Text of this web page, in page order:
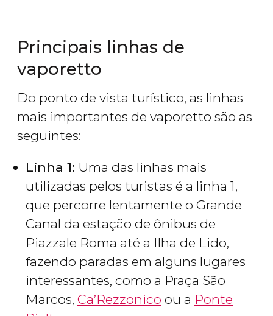
Principais linhas de
vaporetto
Do ponto de vista turístico, as linhas
mais importantes de vaporetto são as
seguintes:
Linha 1: Uma das linhas mais
utilizadas pelos turistas é a linha 1,
que percorre lentamente o Grande
Canal da estação de ônibus de
Piazzale Roma até a Ilha de Lido,
fazendo paradas em alguns lugares
interessantes, como a Praça São
Marcos, Ca’Rezzonico ou a Ponte